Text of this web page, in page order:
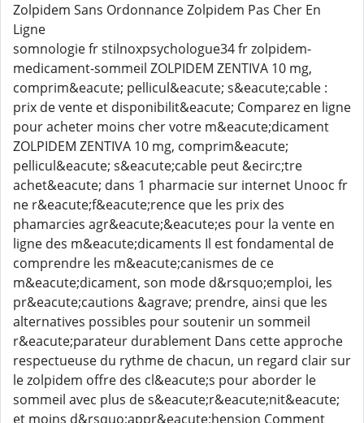
Zolpidem Sans Ordonnance Zolpidem Pas Cher En
Ligne
somnologie fr stilnoxpsychologue34 fr zolpidem-
medicament-sommeil ZOLPIDEM ZENTIVA 10 mg,
comprim&eacute; pellicul&eacute; s&eacute;cable :
prix de vente et disponibilit&eacute; Comparez en ligne
pour acheter moins cher votre m&eacute;dicament
ZOLPIDEM ZENTIVA 10 mg, comprim&eacute;
pellicul&eacute; s&eacute;cable peut &ecirc;tre
achet&eacute; dans 1 pharmacie sur internet Unooc fr
ne r&eacute;f&eacute;rence que les prix des
phamarcies agr&eacute;&eacute;es pour la vente en
ligne des m&eacute;dicaments Il est fondamental de
comprendre les m&eacute;canismes de ce
m&eacute;dicament, son mode d&rsquo;emploi, les
pr&eacute;cautions &agrave; prendre, ainsi que les
alternatives possibles pour soutenir un sommeil
r&eacute;parateur durablement Dans cette approche
respectueuse du rythme de chacun, un regard clair sur
le zolpidem offre des cl&eacute;s pour aborder le
sommeil avec plus de s&eacute;r&eacute;nit&eacute;
et moins d&rsquo;appr&eacute;hension Comment